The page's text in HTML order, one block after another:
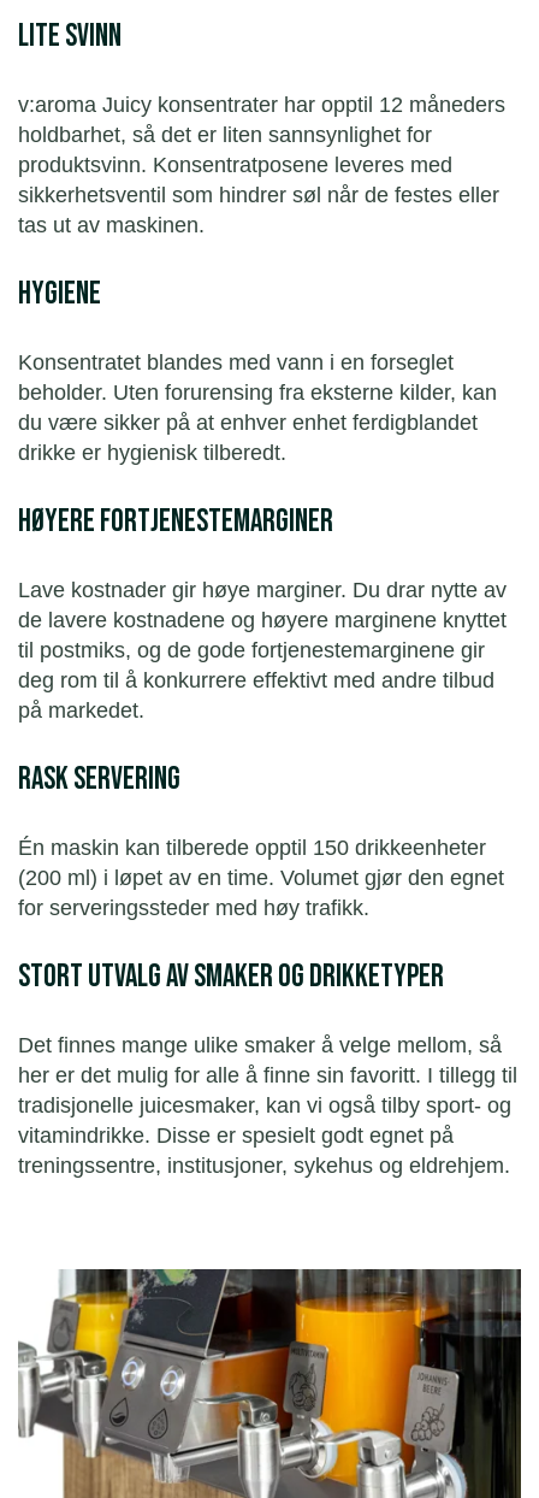
Lite svinn
v:aroma Juicy konsentrater har opptil 12 måneders
holdbarhet, så det er liten sannsynlighet for
produktsvinn. Konsentratposene leveres med
sikkerhetsventil som hindrer søl når de festes eller
tas ut av maskinen.
Hygiene
Konsentratet blandes med vann i en forseglet
beholder. Uten forurensing fra eksterne kilder, kan
du være sikker på at enhver enhet ferdigblandet
drikke er hygienisk tilberedt.
Høyere fortjenestemarginer
Lave kostnader gir høye marginer. Du drar nytte av
de lavere kostnadene og høyere marginene knyttet
til postmiks, og de gode fortjenestemarginene gir
deg rom til å konkurrere effektivt med andre tilbud
på markedet.
Rask servering
Én maskin kan tilberede opptil 150 drikkeenheter
(200 ml) i løpet av en time. Volumet gjør den egnet
for serveringssteder med høy trafikk.
Stort utvalg av smaker og drikketyper
Det finnes mange ulike smaker å velge mellom, så
her er det mulig for alle å finne sin favoritt. I tillegg til
tradisjonelle juicesmaker, kan vi også tilby sport- og
vitamindrikke. Disse er spesielt godt egnet på
treningssentre, institusjoner, sykehus og eldrehjem.